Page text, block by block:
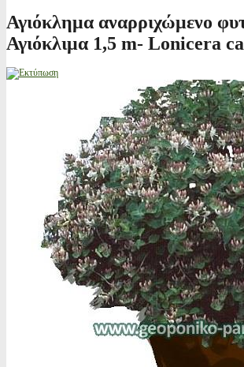
Αγιόκλημα αναρριχώμενο
Αγιόκλιμα 1,5 m- Lonicera